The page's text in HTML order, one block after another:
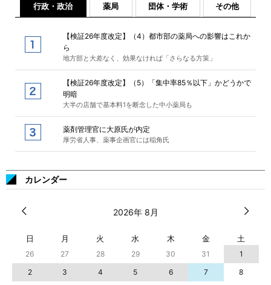
行政・政治 薬局 団体・学術 その他
【検証26年度改定】（4）都市部の薬局への影響はこれか
ら
地方部と大差なく、効果なければ「さらなる方策」
【検証26年度改定】（5）「集中率85％以下」かどうかで
明暗
大半の店舗で基本料1を断念した中小薬局も
薬剤管理官に大原氏が内定
厚労省人事、薬事企画官には稲角氏
カレンダー
2026年 8月
日 月 火 水 木 金 土
26 27 28 29 30 31
1
2
3 4 5 6 7
8